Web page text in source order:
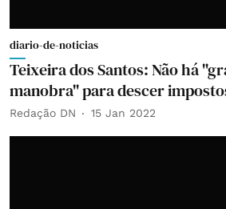
diario-de-noticias
Teixeira dos Santos: Não há
manobra" para descer
Redação DN 15 Jan 2022